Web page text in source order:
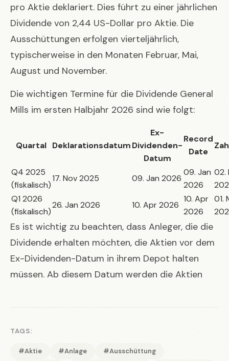
pro Aktie deklariert. Dies führt zu einer jährlichen
Dividende von 2,44 US-Dollar pro Aktie. Die
Ausschüttungen erfolgen vierteljährlich,
typischerweise in den Monaten Februar, Mai,
August und November.
Die wichtigen Termine für die Dividende General
Mills im ersten Halbjahr 2026 sind wie folgt:
Quartal Deklarationsdatum
Ex-
Dividenden-
Datum
Record
Date
Q4 2025
(fiskalisch)
17. Nov 2025 09. Jan 2026
09. Jan
2026
02.
Q1 2026
(fiskalisch)
26. Jan 2026 10. Apr 2026
10. Apr
2026
01.
Es ist wichtig zu beachten, dass Anleger, die die
Dividende erhalten möchten, die Aktien vor dem
Ex-Dividenden-Datum in ihrem Depot halten
müssen. Ab diesem Datum werden die Aktien
TAGS:
#Aktie #Anlage
#Ausschüttung